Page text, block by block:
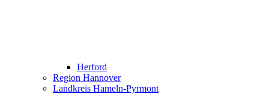
Herford
Region Hannover
Landkreis Hameln-Pyrmont